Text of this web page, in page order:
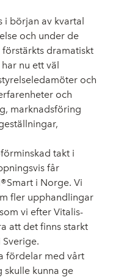
i början av kvartal
och under de
dramatiskt
nu ett väl
och
och
marknadsföring
takt i
får
i Norge. Vi
fler upphandlingar
vi efter Vitalis-
att det finns starkt
fördelar med vårt
skulle kunna ge